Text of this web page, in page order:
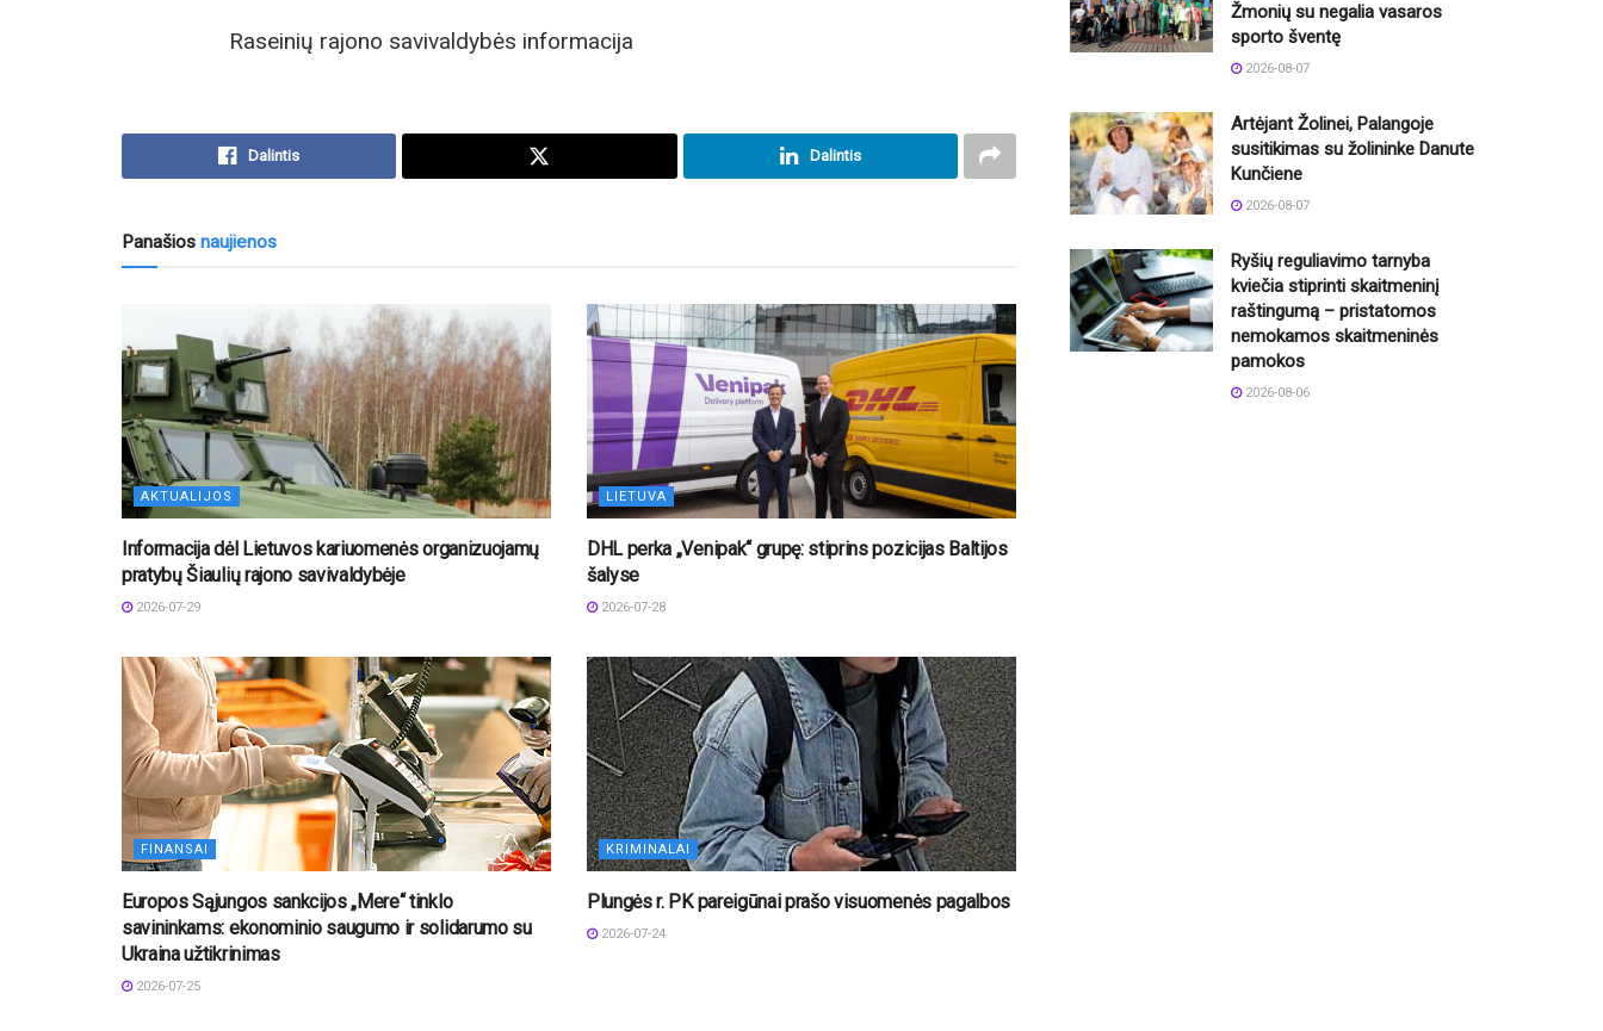
Raseinių rajono savivaldybės informacija
Dalintis Dalintis
Panašios naujienos
AKTUALIJOS
Informacija dėl Lietuvos kariuomenės organizuojamų
pratybų Šiaulių rajono savivaldybėje
2026-07-29
LIETUVA
DHL perka „Venipak“ grupę: stiprins pozicijas Baltijos
šalyse
2026-07-28
FINANSAI
Europos Sąjungos sankcijos „Mere“ tinklo
savininkams: ekonominio saugumo ir solidarumo su
Ukraina užtikrinimas
2026-07-25
KRIMINALAI
Plungės r. PK pareigūnai prašo visuomenės pagalbos
2026-07-24
Žmonių su negalia vasaros
sporto šventę
2026-08-07
Artėjant Žolinei, Palangoje
susitikimas su žolininke Danute
Kunčiene
2026-08-07
Ryšių reguliavimo tarnyba
kviečia stiprinti skaitmeninį
raštingumą – pristatomos
nemokamos skaitmeninės
pamokos
2026-08-06